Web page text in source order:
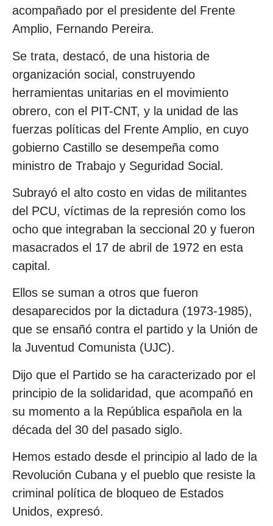
acompañado por el presidente del Frente
Amplio, Fernando Pereira.
Se trata, destacó, de una historia de
organización social, construyendo
herramientas unitarias en el movimiento
obrero, con el PIT-CNT, y la unidad de las
fuerzas políticas del Frente Amplio, en cuyo
gobierno Castillo se desempeña como
ministro de Trabajo y Seguridad Social.
Subrayó el alto costo en vidas de militantes
del PCU, víctimas de la represión como los
ocho que integraban la seccional 20 y fueron
masacrados el 17 de abril de 1972 en esta
capital.
Ellos se suman a otros que fueron
desaparecidos por la dictadura (1973-1985),
que se ensañó contra el partido y la Unión de
la Juventud Comunista (UJC).
Dijo que el Partido se ha caracterizado por el
principio de la solidaridad, que acompañó en
su momento a la República española en la
década del 30 del pasado siglo.
Hemos estado desde el principio al lado de la
Revolución Cubana y el pueblo que resiste la
criminal política de bloqueo de Estados
Unidos, expresó.